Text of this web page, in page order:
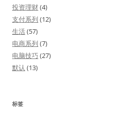
投资理财(4)
支付系列 (12)
生活(57)
电商系列 (7)
电脑技巧(27)
默认 (13)
标签